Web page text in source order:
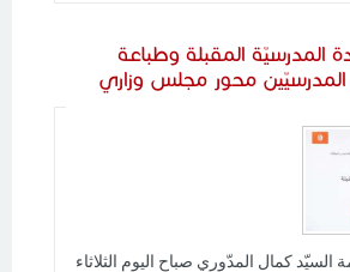
المدرسيّة المقبلة وطباعة
المدرسيّين محور مجلس وزاري
كمال المدّوري صباح اليوم الثلاثاء